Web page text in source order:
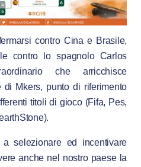
contro Cina e Brasile,
contro lo spagnolo Carlos
che arricchisce
di Mkers, punto di riferimento
titoli di gioco (Fifa, Pes,
selezionare ed incentivare
anche nel nostro paese la